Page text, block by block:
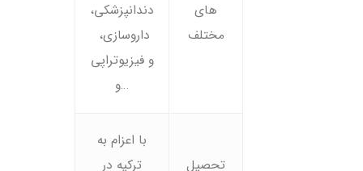
دندانپزشکی،
داروسازی،
و فیزیوتراپی
و…
های
مختلف
با اعزام به
ترکیه در
تحصیل